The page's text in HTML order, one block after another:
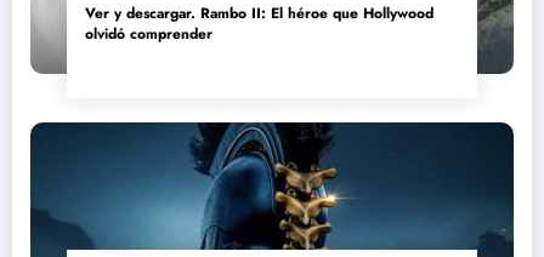
Ver y descargar. Rambo II: El héroe que Hollywood
olvidó comprender